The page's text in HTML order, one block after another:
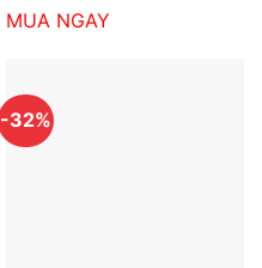
2,257,200₫.
MUA NGAY
-32%